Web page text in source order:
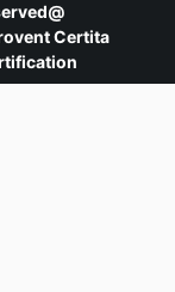
reserved@
Eurovent Certita
Certification